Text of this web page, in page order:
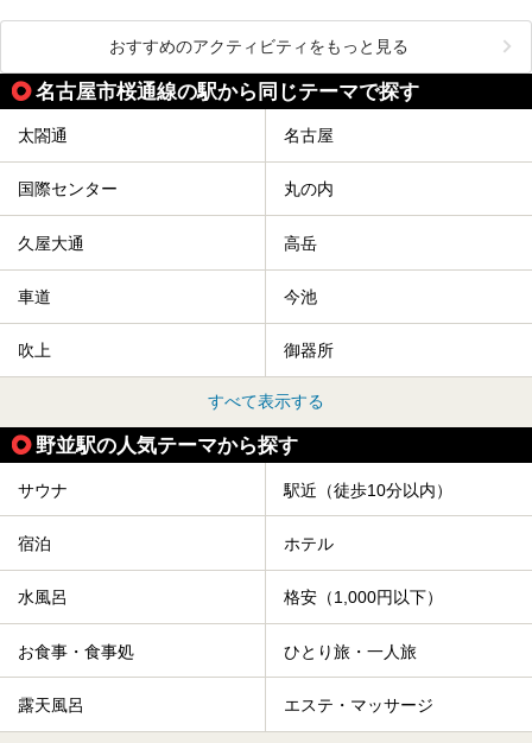
おすすめのアクティビティをもっと見る
名古屋市桜通線の駅から同じテーマで探す
太閤通 名古屋
国際センター 丸の内
久屋大通 高岳
車道 今池
吹上 御器所
すべて表示する
野並駅の人気テーマから探す
サウナ 駅近（徒歩10分以内）
宿泊 ホテル
水風呂 格安（1,000円以下）
お食事・食事処 ひとり旅・一人旅
露天風呂 エステ・マッサージ